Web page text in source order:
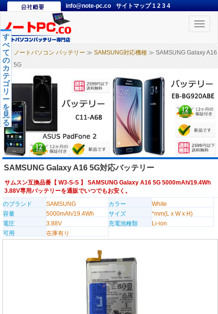
info@note-pc.co サイトマップ1 2 3 4
Toggle
ノートパソコン バッテリー ≫ SAMSUNG対応機種 ≫ SAMSUNG Galaxy A16
5G
す
べ
て
の
カ
テ
ゴ
リ
ー
を
見
る
SAMSUNG Galaxy A16 5G対応バッテリー
サムスン互換品番【 W3-S-S 】 SAMSUNG Galaxy A16 5G 5000mAh/19.4Wh
3.88V専用バッテリーを通販でいつでもお安く。
のブランド
SAMSUNG カラー
White
容量
5000mAh/19.4Wh サイズ
*mm(L x W x H)
電圧
3.88V 充電池種類
Li-ion
可用
在庫有り